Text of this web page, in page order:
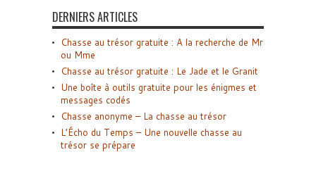
DERNIERS ARTICLES
Chasse au trésor gratuite : A la recherche de Mr
ou Mme
Chasse au trésor gratuite : Le Jade et le Granit
Une boîte à outils gratuite pour les énigmes et
messages codés
Chasse anonyme – La chasse au trésor
L’Écho du Temps – Une nouvelle chasse au
trésor se prépare